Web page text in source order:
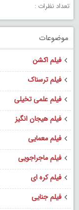
تعداد نظرات :
موضوعات
فیلم اکشن
فیلم ترسناک
فیلم علمی تخیلی
فیلم هیجان انگیز
فیلم معمایی
فیلم ماجراجویی
فیلم کره ای
فیلم جنایی